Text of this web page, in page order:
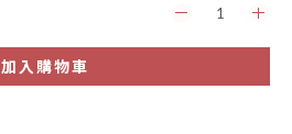
加入購物車